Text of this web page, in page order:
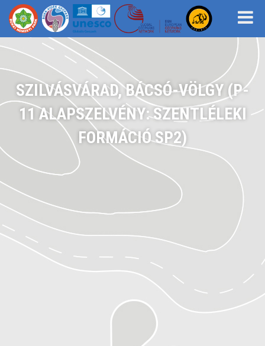
SZILVÁSVÁRAD, BÁCSÓ-VÖLGY (P-
11 ALAPSZELVÉNY: SZENTLÉLEKI
FORMÁCIÓ SP2)